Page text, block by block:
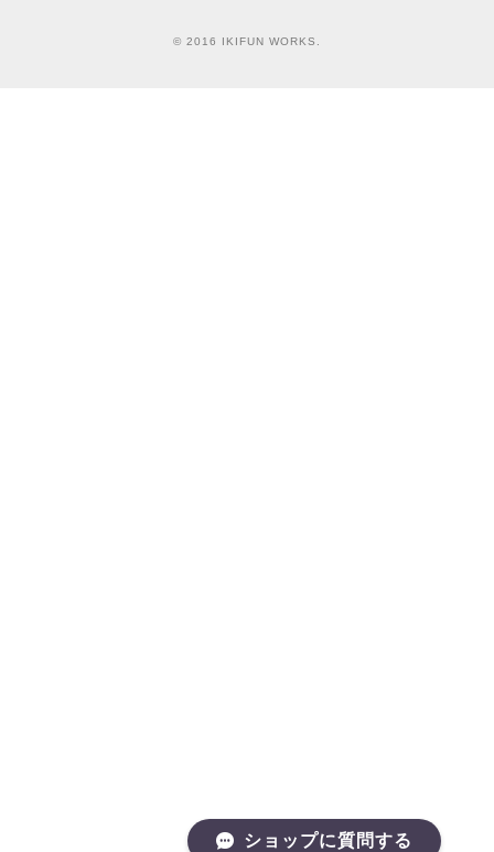
© 2016 IKIFUN WORKS.
ショップに質問する